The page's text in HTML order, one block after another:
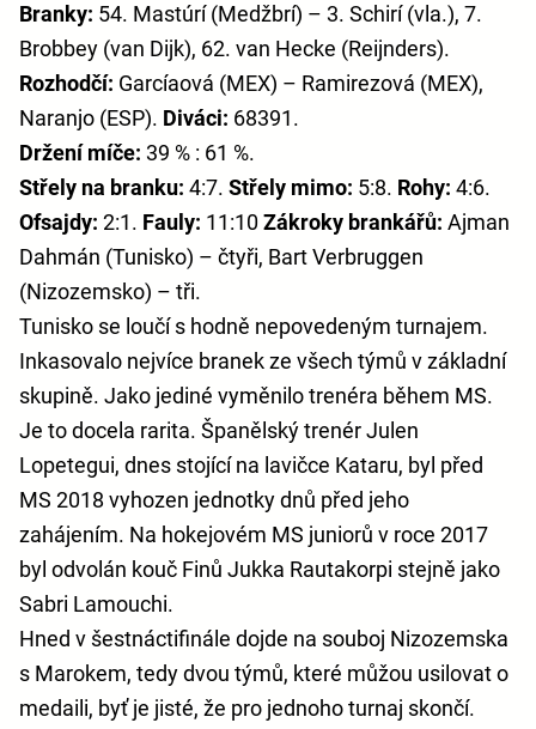
Branky: 54. Mastúrí (Medžbrí) – 3. Schirí (vla.), 7.
Brobbey (van Dijk), 62. van Hecke (Reijnders).
Rozhodčí: Garcíaová (MEX) – Ramirezová (MEX),
Naranjo (ESP). Diváci: 68391.
Držení míče: 39 % : 61 %.
Střely na branku: 4:7. Střely mimo: 5:8. Rohy: 4:6.
Ofsajdy: 2:1. Fauly: 11:10Zákroky brankářů: Ajman
Dahmán (Tunisko) – čtyři, Bart Verbruggen
(Nizozemsko) – tři.
Tunisko se loučí s hodně nepovedeným turnajem.
Inkasovalo nejvíce branek ze všech týmů v základní
skupině. Jako jediné vyměnilo trenéra během MS.
Je to docela rarita. Španělský trenér Julen
Lopetegui, dnes stojící na lavičce Kataru, byl před
MS 2018 vyhozen jednotky dnů před jeho
zahájením. Na hokejovém MS juniorů v roce 2017
byl odvolán kouč Finů Jukka Rautakorpi stejně jako
Sabri Lamouchi.
Hned v šestnáctifinále dojde na souboj Nizozemska
s Marokem, tedy dvou týmů, které můžou usilovat o
medaili, byť je jisté, že pro jednoho turnaj skončí.